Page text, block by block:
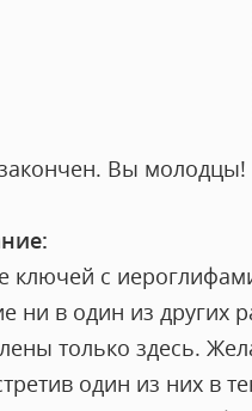
Вы молодцы!
ключей с
ни в один из других
только здесь.
один из них в